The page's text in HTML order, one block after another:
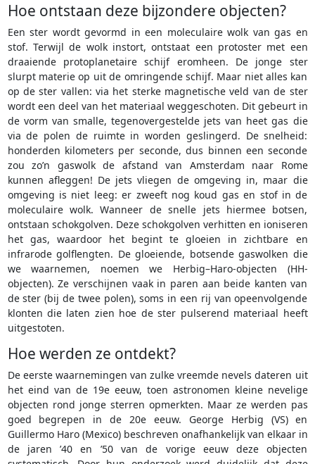
Hoe ontstaan deze bijzondere objecten?
Een ster wordt gevormd in een moleculaire wolk van gas en
stof. Terwijl de wolk instort, ontstaat een protoster met een
draaiende protoplanetaire schijf eromheen. De jonge ster
slurpt materie op uit de omringende schijf. Maar niet alles kan
op de ster vallen: via het sterke magnetische veld van de ster
wordt een deel van het materiaal weggeschoten. Dit gebeurt in
de vorm van smalle, tegenovergestelde jets van heet gas die
via de polen de ruimte in worden geslingerd. De snelheid:
honderden kilometers per seconde, dus binnen een seconde
zou zo’n gaswolk de afstand van Amsterdam naar Rome
kunnen afleggen! De jets vliegen de omgeving in, maar die
omgeving is niet leeg: er zweeft nog koud gas en stof in de
moleculaire wolk. Wanneer de snelle jets hiermee botsen,
ontstaan schokgolven. Deze schokgolven verhitten en ioniseren
het gas, waardoor het begint te gloeien in zichtbare en
infrarode golflengten. De gloeiende, botsende gaswolken die
we waarnemen, noemen we Herbig–Haro-objecten (HH-
objecten). Ze verschijnen vaak in paren aan beide kanten van
de ster (bij de twee polen), soms in een rij van opeenvolgende
klonten die laten zien hoe de ster pulserend materiaal heeft
uitgestoten.
Hoe werden ze ontdekt?
De eerste waarnemingen van zulke vreemde nevels dateren uit
het eind van de 19e eeuw, toen astronomen kleine nevelige
objecten rond jonge sterren opmerkten. Maar ze werden pas
goed begrepen in de 20e eeuw. George Herbig (VS) en
Guillermo Haro (Mexico) beschreven onafhankelijk van elkaar in
de jaren ’40 en ’50 van de vorige eeuw deze objecten